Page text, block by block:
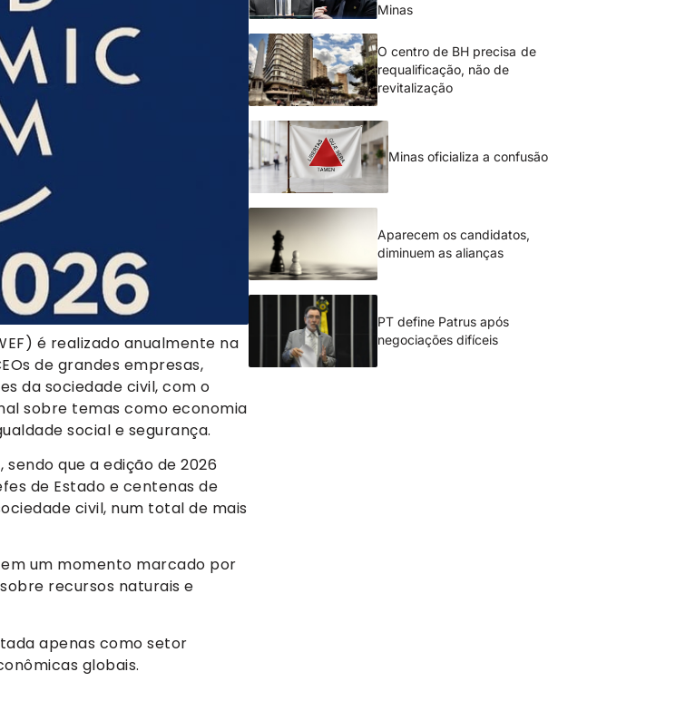
é realizado anualmente na
de grandes empresas,
da sociedade civil, com o
sobre temas como economia
social e segurança.
sendo que a edição de 2026
de Estado e centenas de
civil, num total de mais
um momento marcado por
recursos naturais e
apenas como setor
globais.
Minas
O centro de BH precisa de
requalificação, não de
revitalização
Minas oficializa a confusão
Aparecem os candidatos,
diminuem as alianças
PT define Patrus após
negociações difíceis